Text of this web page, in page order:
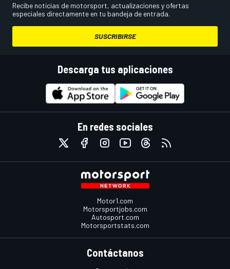
Recibe noticias de motorsport, actualizaciones y ofertas
especiales directamente en tu bandeja de entrada.
SUSCRIBIRSE
Descarga tus aplicaciones
En redes sociales
Motor1.com
Motorsportjobs.com
Autosport.com
Motorsportstats.com
Contáctanos